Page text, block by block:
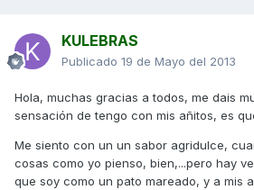
KULEBRAS
Publicado 19 de Mayo del 2013
Hola, muchas gracias a todos, me dais
sensación de tengo con mis añitos, es
Me siento con un un sabor agridulce,
cosas como yo pienso, bien,...pero hay
que soy como un pato mareado, y a mis